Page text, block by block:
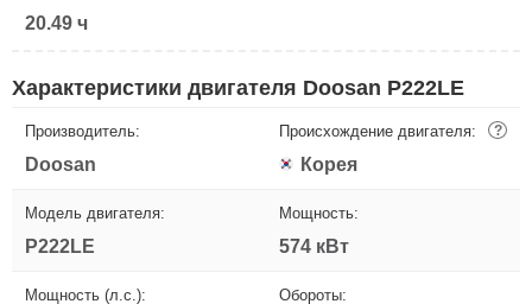
20.49 ч
Характеристики двигателя Doosan P222LE
Производитель:
Doosan
Происхождение двигателя: ?
Корея
Модель двигателя:
P222LE
Мощность:
574 кВт
Мощность (л.с.): Обороты: